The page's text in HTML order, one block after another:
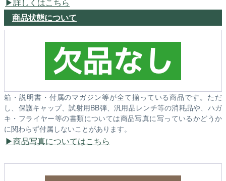
詳しくはこちら
商品状態について
箱・説明書・付属のマガジン等が全て揃っている商品です。ただ
し、保護キャップ、試射用BB弾、汎用品レンチ等の消耗品や、ハガ
キ・フライヤー等の書類については商品写真に写っているかどうか
に関わらず付属しないことがあります。
商品写真についてはこちら